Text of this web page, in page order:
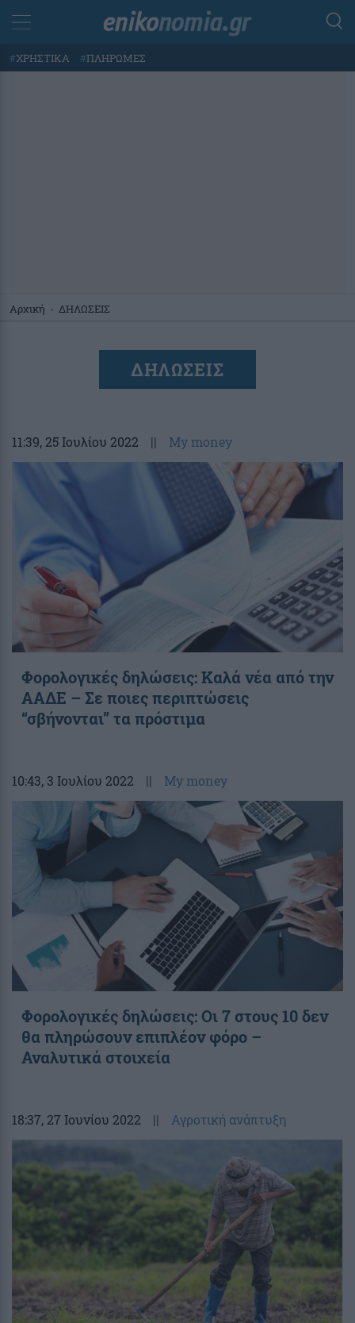
#ΧΡΗΣΤΙΚΑ #ΠΛΗΡΩΜΕΣ
Αρχική - ΔΗΛΩΣΕΙΣ
ΔΗΛΩΣΕΙΣ
11:39, 25 Ιουλίου 2022 || My money
Φορολογικές δηλώσεις: Καλά νέα από την
ΑΑΔΕ – Σε ποιες περιπτώσεις
“σβήνονται” τα πρόστιμα
10:43, 3 Ιουλίου 2022 || My money
Φορολογικές δηλώσεις: Οι 7 στους 10 δεν
θα πληρώσουν επιπλέον φόρο –
Αναλυτικά στοιχεία
18:37, 27 Ιουνίου 2022 || Αγροτική ανάπτυξη